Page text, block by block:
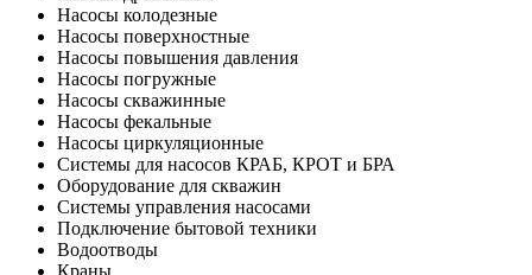
Насосы колодезные
Насосы поверхностные
Насосы повышения давления
Насосы погружные
Насосы скважинные
Насосы фекальные
Насосы циркуляционные
Системы для насосов КРАБ, КРОТ и БРА
Оборудование для скважин
Системы управления насосами
Подключение бытовой техники
Водоотводы
Краны